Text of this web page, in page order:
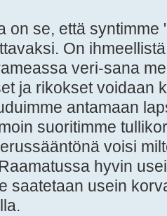
on se, että
On
veri-sana
ja rikokset voidaan
antamaan
suoritimme
voisi
hyvin
saatetaan usein